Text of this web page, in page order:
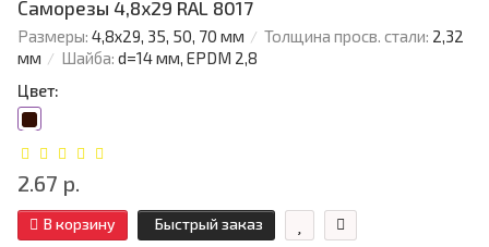
Саморезы 4,8х29 RAL 8017
Размеры: 4,8х29, 35, 50, 70 мм Толщина просв. стали: 2,32
мм
Шайба: d=14 мм, EPDM 2,8
Цвет:
2.67 р.
В корзину Быстрый заказ